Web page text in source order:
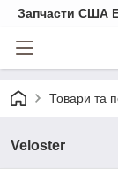
Запчасти США
Товари та
Veloster